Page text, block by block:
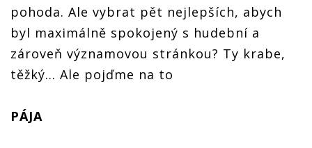
pohoda. Ale vybrat pět nejlepších, abych
byl maximálně spokojený s hudební a
zároveň významovou stránkou? Ty krabe,
těžký… Ale pojďme na to
PÁJA